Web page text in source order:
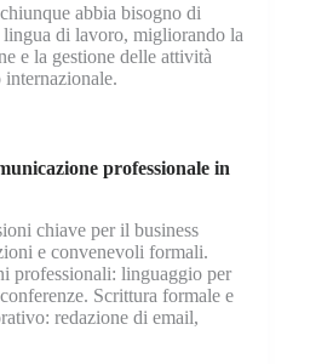
abbia bisogno di
lingua di lavoro, migliorando la
e la gestione delle attività
professionale in
chiave per il business
e convenevoli formali.
professionali: linguaggio per
Scrittura formale e
redazione di email,